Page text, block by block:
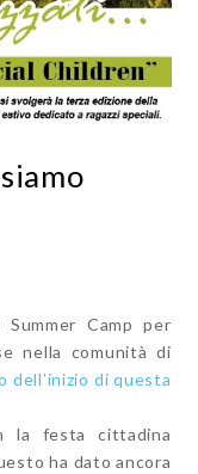
Camp per
nella comunità di
dell’inizio di questa
la festa cittadina
ha dato ancora